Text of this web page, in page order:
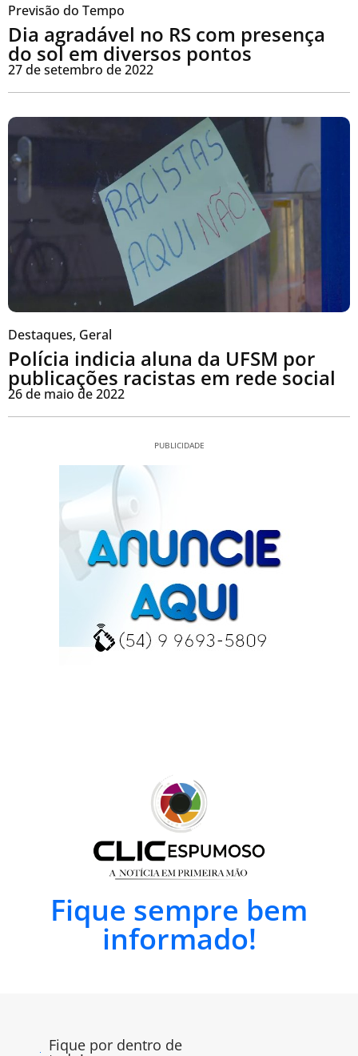
Previsão do Tempo
Dia agradável no RS com presença
do sol em diversos pontos
27 de setembro de 2022
Destaques, Geral
Polícia indicia aluna da UFSM por
publicações racistas em rede social
26 de maio de 2022
PUBLICIDADE
Fique sempre bem
informado!
Fique por dentro de